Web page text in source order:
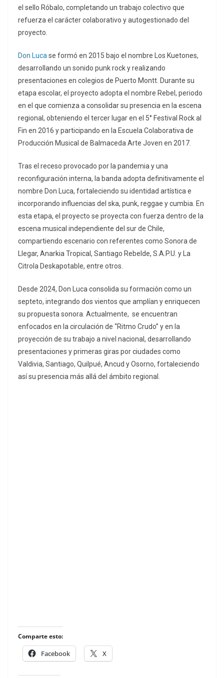
el sello Róbalo, completando un trabajo colectivo que
refuerza el carácter colaborativo y autogestionado del
proyecto.
Don Luca se formó en 2015 bajo el nombre Los Kuetones,
desarrollando un sonido punk rock y realizando
presentaciones en colegios de Puerto Montt. Durante su
etapa escolar, el proyecto adopta el nombre Rebel, periodo
en el que comienza a consolidar su presencia en la escena
regional, obteniendo el tercer lugar en el 5° Festival Rock al
Fin en 2016 y participando en la Escuela Colaborativa de
Producción Musical de Balmaceda Arte Joven en 2017.
Tras el receso provocado por la pandemia y una
reconfiguración interna, la banda adopta definitivamente el
nombre Don Luca, fortaleciendo su identidad artística e
incorporando influencias del ska, punk, reggae y cumbia. En
esta etapa, el proyecto se proyecta con fuerza dentro de la
escena musical independiente del sur de Chile,
compartiendo escenario con referentes como Sonora de
Llegar, Anarkia Tropical, Santiago Rebelde, S.A.P.U. y La
Citrola Deskapotable, entre otros.
Desde 2024, Don Luca consolida su formación como un
septeto, integrando dos vientos que amplían y enriquecen
su propuesta sonora. Actualmente, se encuentran
enfocados en la circulación de “Ritmo Crudo” y en la
proyección de su trabajo a nivel nacional, desarrollando
presentaciones y primeras giras por ciudades como
Valdivia, Santiago, Quilpué, Ancud y Osorno, fortaleciendo
así su presencia más allá del ámbito regional.
Comparte esto:
Facebook X